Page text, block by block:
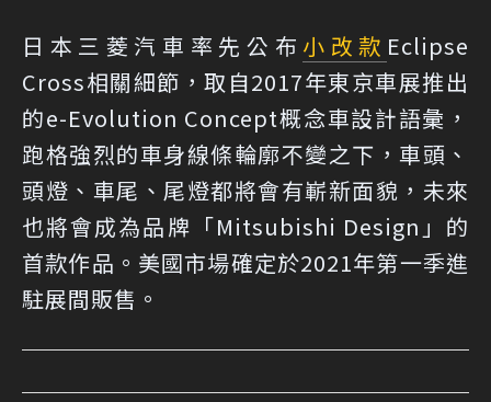
日本三菱汽車率先公布 小改款 Eclipse
Cross相關細節，取自2017年東京車展推出
的e-Evolution Concept概念車設計語彙，
跑格強烈的車身線條輪廓不變之下，車頭、
頭燈、車尾、尾燈都將會有嶄新面貌，未來
也將會成為品牌「Mitsubishi Design」的
首款作品。美國市場確定於2021年第一季進
駐展間販售。